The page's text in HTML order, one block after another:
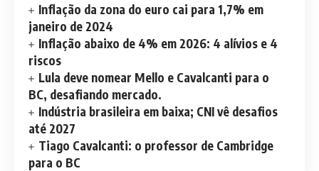
Inflação da zona do euro cai para 1,7% em
janeiro de 2024
Inflação abaixo de 4% em 2026: 4 alívios e 4
riscos
Lula deve nomear Mello e Cavalcanti para o
BC, desafiando mercado.
Indústria brasileira em baixa; CNI vê desafios
até 2027
Tiago Cavalcanti: o professor de Cambridge
para o BC